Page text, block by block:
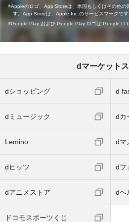
Appleのロゴ、App Storeは、米国もしくはその他
す。App Storeは、Apple Inc.のサービスマークです
Google Play および Google Play ロゴは Google LLC
dマーケット
dショッピング d
dミュージック dカ
Lemino dマ
dヒッツ dフ
dアニメストア dヘ
ドコモスポーツくじ